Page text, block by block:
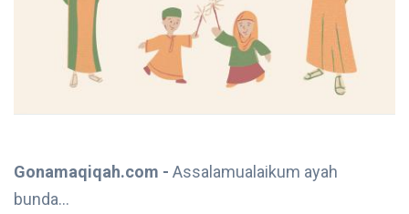
Gonamaqiqah.com - Assalamualaikum ayah
bunda...